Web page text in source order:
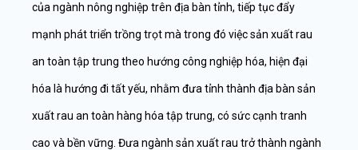
của ngành nông nghiệp trên địa bàn tỉnh, tiếp tục đẩy
mạnh phát triển trồng trọt mà trong đó việc sản xuất rau
an toàn tập trung theo hướng công nghiệp hóa, hiện đại
hóa là hướng đi tất yếu, nhằm đưa tỉnh thành địa bàn sản
xuất rau an toàn hàng hóa tập trung, có sức cạnh tranh
cao và bền vững. Đưa ngành sản xuất rau trở thành ngành